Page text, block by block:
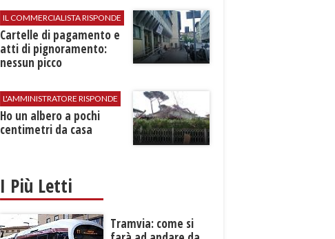
IL COMMERCIALISTA RISPONDE
Cartelle di pagamento e
atti di pignoramento:
nessun picco
L'AMMINISTRATORE RISPONDE
Ho un albero a pochi
centimetri da casa
I Più Letti
Tramvia: come si